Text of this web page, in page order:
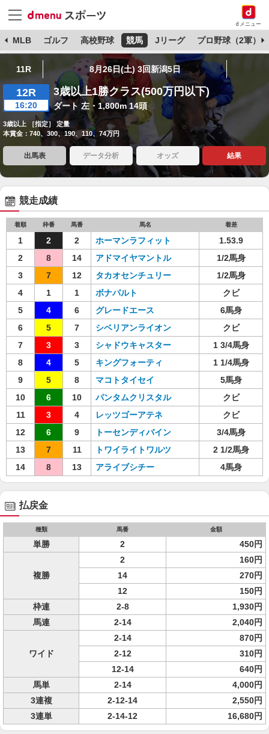
dメニュー
MLB ゴルフ 高校野球 競馬 Jリーグ プロ野球（2軍）
11R 8月26日(土) 3回新潟5日
12R
16:20
3歳以上1勝クラス(500万円以下)
ダート 左・1,800m 14頭
3歳以上 ［指定］ 定量
本賞金：740、300、190、110、74万円
出馬表 データ分析 オッズ 結果
競走成績
着順 枠番 馬番 馬名 着差
1 2 2 ホーマンラフィット
1.53.9
2
8 14 アドマイヤマントル
1/2馬身
3
7 12 タカオセンチュリー
1/2馬身
4
1 1 ボナパルト
クビ
5
4 6 グレードエース
6馬身
6
5 7 シベリアンライオン
クビ
7
3 3 シャドウキャスター
1 3/4馬身
8
4 5 キングフォーティ
1 1/4馬身
9
5 8 マコトタイセイ
5馬身
10
6 10 パンタムクリスタル
クビ
11
3 4 レッツゴーアテネ
クビ
12
6 9 トーセンディバイン
3/4馬身
13
7 11 トワイライトワルツ
2 1/2馬身
14
8 13 アライブシチー 4馬身
払戻金
種類 馬番 金額
単勝 2 450円
複勝
2
160円
14
270円
12
150円
枠連
2-8
1,930円
馬連
2-14 2,040円
ワイド
2-14
870円
2-12
310円
12-14
640円
馬単
2-14
4,000円
3連複
2-12-14
2,550円
3連単
2-14-12 16,680円